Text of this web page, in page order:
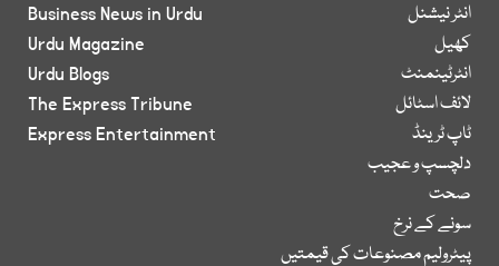
انٹر نیشنل
کھیل
انٹرٹینمنٹ
لائف اسٹائل
ٹاپ ٹرینڈ
دلچسپ و عجیب
صحت
سونے کے نرخ
پیٹرولیم مصنوعات کی قیمتیں
Business News in Urdu
Urdu Magazine
Urdu Blogs
The Express Tribune
Express Entertainment